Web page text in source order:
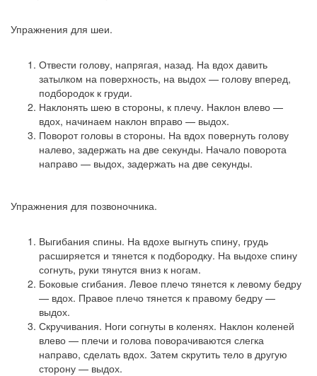
Упражнения для шеи.
Отвести голову, напрягая, назад. На вдох давить
затылком на поверхность, на выдох — голову вперед,
подбородок к груди.
Наклонять шею в стороны, к плечу. Наклон влево —
вдох, начинаем наклон вправо — выдох.
Поворот головы в стороны. На вдох повернуть голову
налево, задержать на две секунды. Начало поворота
направо — выдох, задержать на две секунды.
Упражнения для позвоночника.
Выгибания спины. На вдохе выгнуть спину, грудь
расширяется и тянется к подбородку. На выдохе спину
согнуть, руки тянутся вниз к ногам.
Боковые сгибания. Левое плечо тянется к левому бедру
— вдох. Правое плечо тянется к правому бедру —
выдох.
Скручивания. Ноги согнуты в коленях. Наклон коленей
влево — плечи и голова поворачиваются слегка
направо, сделать вдох. Затем скрутить тело в другую
сторону — выдох.